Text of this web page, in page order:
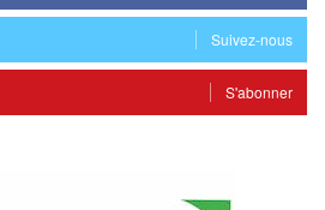
Suivez-nous
S'abonner